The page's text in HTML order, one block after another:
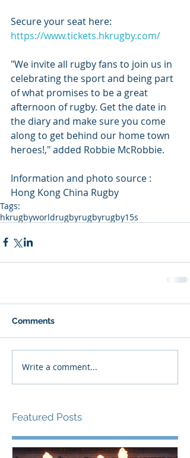
Secure your seat here:
https://www.tickets.hkrugby.com/
"We invite all rugby fans to join us in
celebrating the sport and being part
of what promises to be a great
afternoon of rugby. Get the date in
the diary and make sure you come
along to get behind our home town
heroes!," added Robbie McRobbie.
Information and photo source :
Hong Kong China Rugby
Tags:
hkrugbyworldrugbyrugbyrugby15s
Comments
Write a comment...
Featured Posts